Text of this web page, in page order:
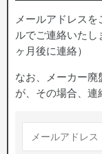
メールアドレス
ルでご連絡いたし
ヶ月後に連絡）
なお、メーカー廃
が、その場合、連